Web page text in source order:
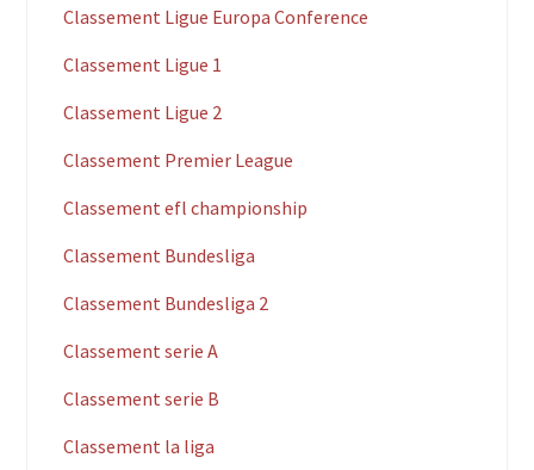
Classement Ligue Europa Conference
Classement Ligue 1
Classement Ligue 2
Classement Premier League
Classement efl championship
Classement Bundesliga
Classement Bundesliga 2
Classement serie A
Classement serie B
Classement la liga